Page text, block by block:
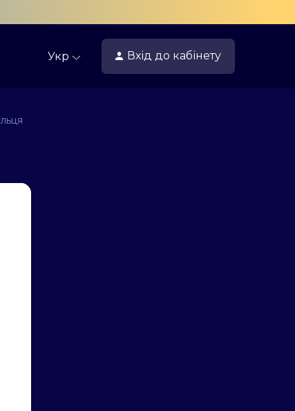
Укр Вхід до кабінету